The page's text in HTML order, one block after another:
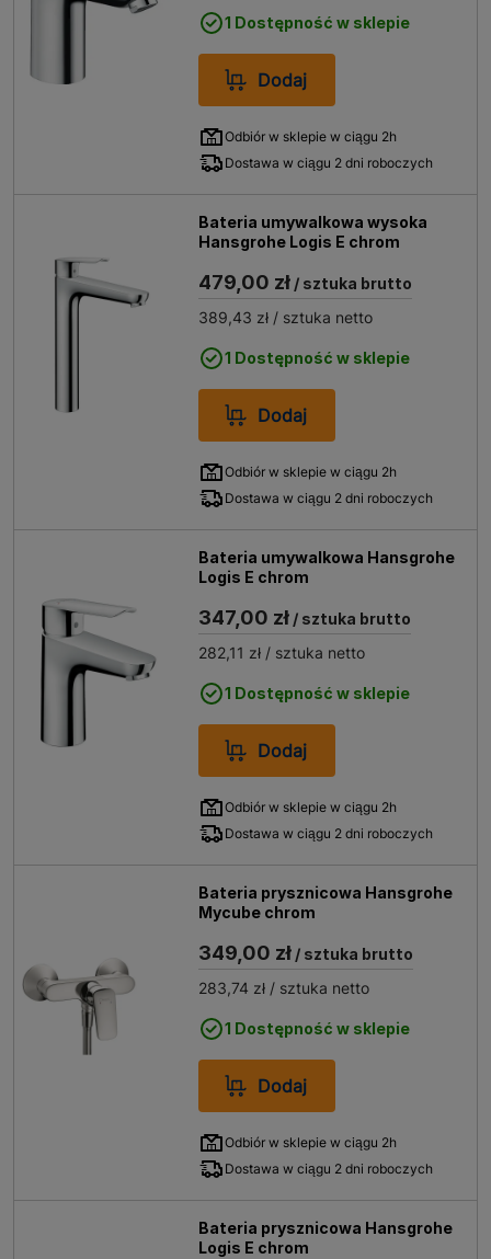
1 Dostępność w sklepie
Dodaj
Odbiór w sklepie w ciągu 2h
Dostawa w ciągu 2 dni roboczych
Bateria umywalkowa wysoka
Hansgrohe Logis E chrom
479,00 zł / sztuka brutto
389,43 zł / sztuka netto
1 Dostępność w sklepie
Dodaj
Odbiór w sklepie w ciągu 2h
Dostawa w ciągu 2 dni roboczych
Bateria umywalkowa Hansgrohe
Logis E chrom
347,00 zł / sztuka brutto
282,11 zł / sztuka netto
1 Dostępność w sklepie
Dodaj
Odbiór w sklepie w ciągu 2h
Dostawa w ciągu 2 dni roboczych
Bateria prysznicowa Hansgrohe
Mycube chrom
349,00 zł / sztuka brutto
283,74 zł / sztuka netto
1 Dostępność w sklepie
Dodaj
Odbiór w sklepie w ciągu 2h
Dostawa w ciągu 2 dni roboczych
Bateria prysznicowa Hansgrohe
Logis E chrom